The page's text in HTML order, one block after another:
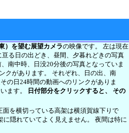
）を望む展望カメラの映像です。 左は現在
る日の出どき、昼間、夕暮れどきの写真
南中時、日没20分後の写真となっていま
クがあります。 それぞれ、日の出、南
の日24時間の動画へのリンクがありま
ます。
日付部分をクリックすると、 その
面を横切っている高架は横須賀線下りで
隠れていてよく見えません。 夜間は特に